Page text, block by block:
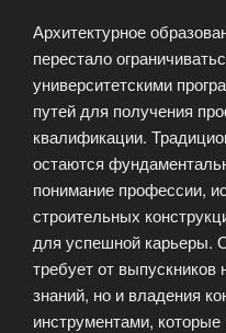
Архитектурное
перестало
университетскими
путей для получения
квалификации.
остаются
понимание профессии,
строительных
для успешной карьеры.
требует от выпускников
знаний, но и владения
инструментами,